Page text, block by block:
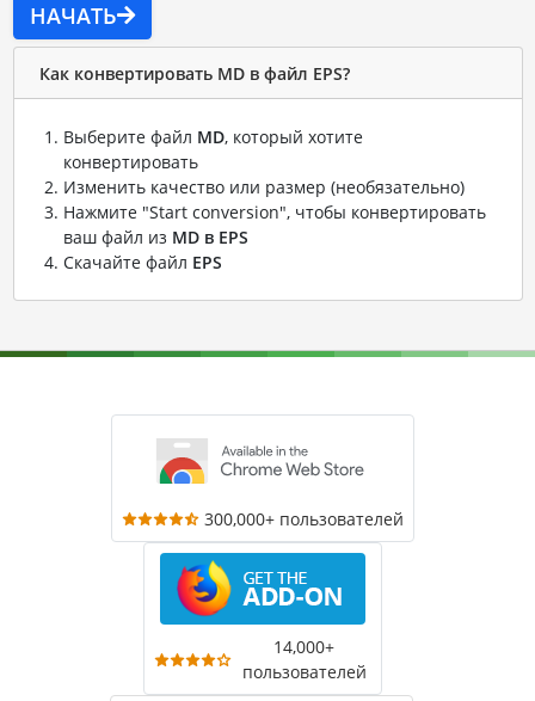
НАЧАТЬ
Как конвертировать MD в файл EPS?
Выберите файл MD, который хотите
конвертировать
Изменить качество или размер (необязательно)
Нажмите "Start conversion", чтобы конвертировать
ваш файл из MD в EPS
Скачайте файл EPS
300,000+ пользователей
14,000+
пользователей